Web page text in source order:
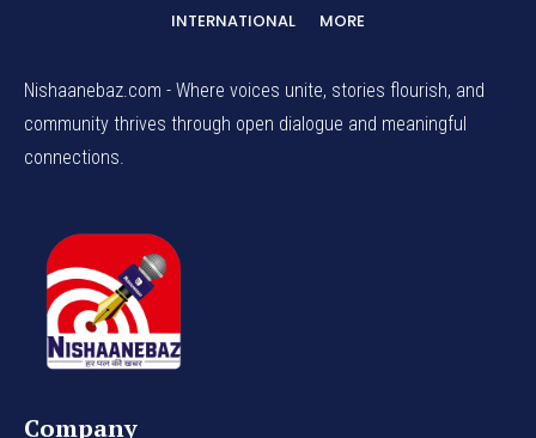
INTERNATIONAL
MORE
Nishaanebaz.com - Where voices unite, stories flourish, and
community thrives through open dialogue and meaningful
connections.
Company